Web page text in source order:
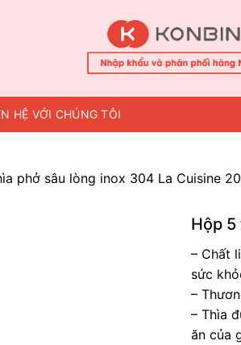
HỆ VỚI CHÚNG TÔI
phở sâu lòng inox 304 La Cuisine
Hộp
– Chất
sức
–
– Thìa
ăn của